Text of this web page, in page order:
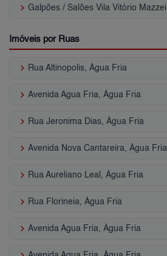
keyboard_arrow_right Galpões / Salões Vila Vitório Mazzei
Imóveis por Ruas
keyboard_arrow_right Rua Altinopolis, Água Fria
keyboard_arrow_right Avenida Agua Fria, Água Fria
keyboard_arrow_right Rua Jeronima Dias, Água Fria
keyboard_arrow_right Avenida Nova Cantareira, Água Fria
keyboard_arrow_right Rua Aureliano Leal, Água Fria
keyboard_arrow_right Rua Florineia, Água Fria
keyboard_arrow_right Avenida Agua Fria, Água Fria